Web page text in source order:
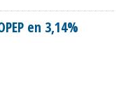
en 3,14%